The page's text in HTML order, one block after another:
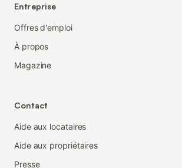
Entreprise
Offres d'emploi
À propos
Magazine
Contact
Aide aux locataires
Aide aux propriétaires
Presse